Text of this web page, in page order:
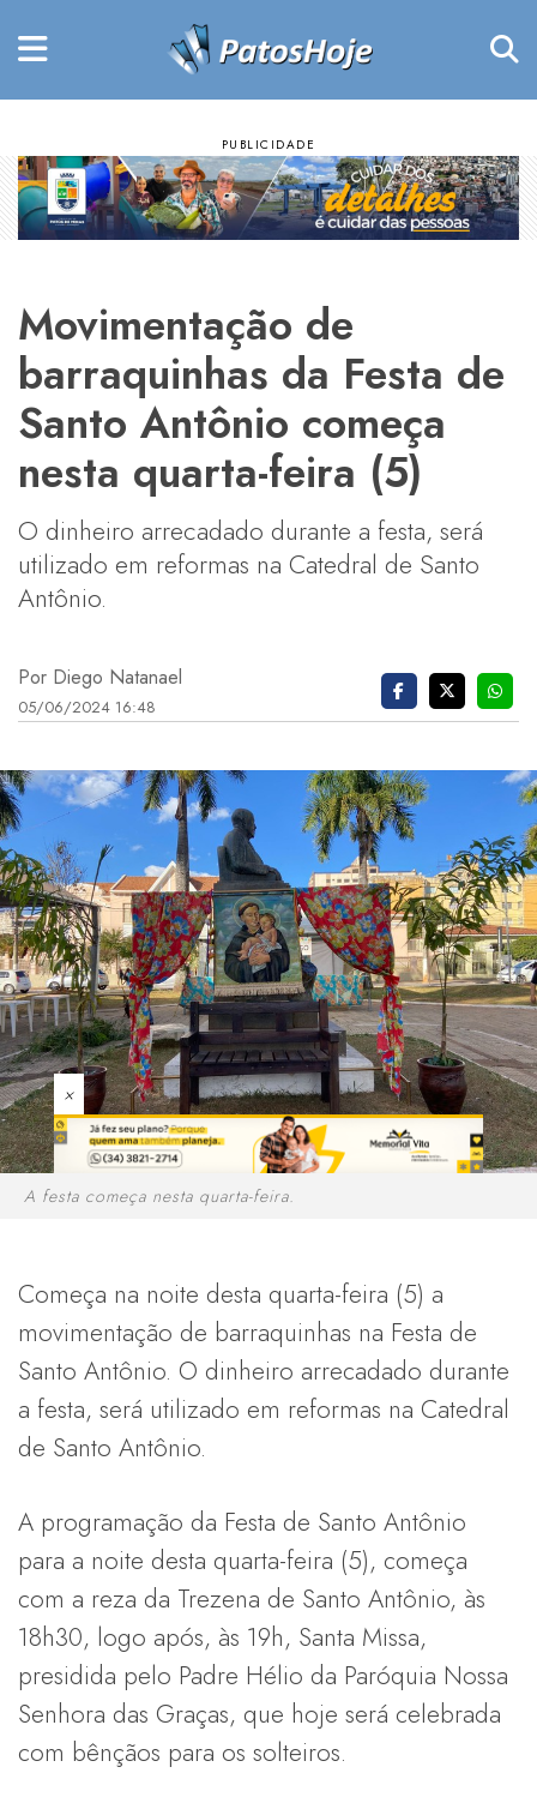
Movimentação de
barraquinhas da Festa de
Santo Antônio começa
nesta quarta-feira (5)
O dinheiro arrecadado durante a festa, será
utilizado em reformas na Catedral de Santo
Antônio.
Por Diego Natanael
05/06/2024 16:48
×
A festa começa nesta quarta-feira.
Começa na noite desta quarta-feira (5) a
movimentação de barraquinhas na Festa de
Santo Antônio. O dinheiro arrecadado durante
a festa, será utilizado em reformas na Catedral
de Santo Antônio.
A programação da Festa de Santo Antônio
para a noite desta quarta-feira (5), começa
com a reza da Trezena de Santo Antônio, às
18h30, logo após, às 19h, Santa Missa,
presidida pelo Padre Hélio da Paróquia Nossa
Senhora das Graças, que hoje será celebrada
com bênçãos para os solteiros.